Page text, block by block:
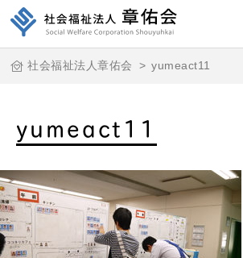
社会福祉法人章佑会 > yumeact11
yumeact11